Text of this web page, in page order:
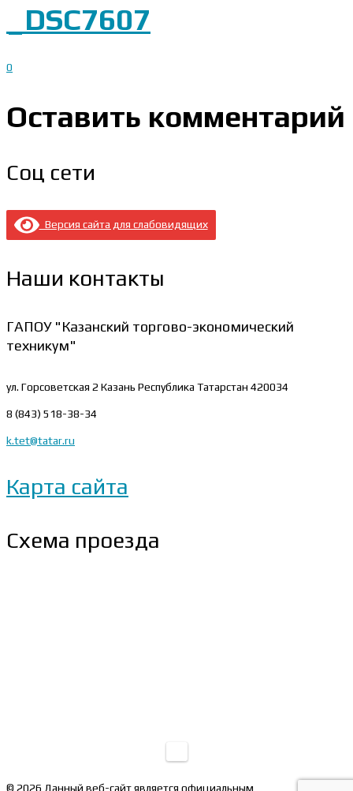
_DSC7607
0
Оставить комментарий
Соц сети
Версия сайта для слабовидящих
Наши контакты
ГАПОУ "Казанский торгово-экономический
техникум"
ул. Горсоветская 2 Казань Республика Татарстан 420034
8 (843) 518-38-34
k.tet@tatar.ru
Карта сайта
Схема проезда
© 2026 Данный веб-сайт является официальным